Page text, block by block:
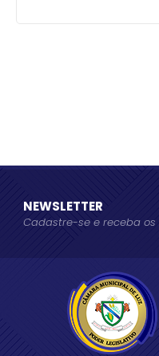
NEWSLETTER
Cadastre-se e receba